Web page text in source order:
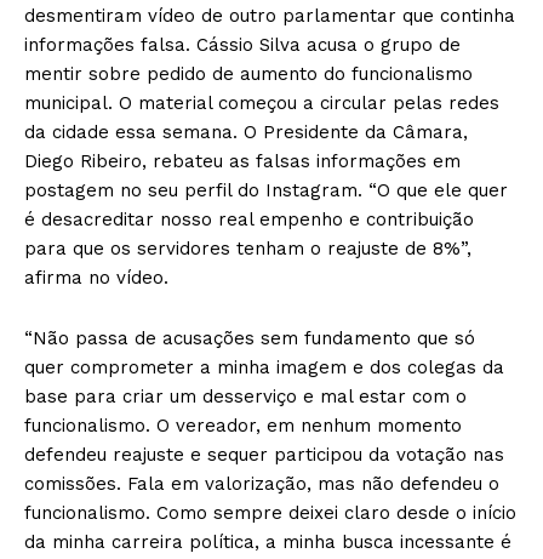
desmentiram vídeo de outro parlamentar que continha
informações falsa. Cássio Silva acusa o grupo de
mentir sobre pedido de aumento do funcionalismo
municipal. O material começou a circular pelas redes
da cidade essa semana. O Presidente da Câmara,
Diego Ribeiro, rebateu as falsas informações em
postagem no seu perfil do Instagram. “O que ele quer
é desacreditar nosso real empenho e contribuição
para que os servidores tenham o reajuste de 8%”,
afirma no vídeo.
“Não passa de acusações sem fundamento que só
quer comprometer a minha imagem e dos colegas da
base para criar um desserviço e mal estar com o
funcionalismo. O vereador, em nenhum momento
defendeu reajuste e sequer participou da votação nas
comissões. Fala em valorização, mas não defendeu o
funcionalismo. Como sempre deixei claro desde o início
da minha carreira política, a minha busca incessante é